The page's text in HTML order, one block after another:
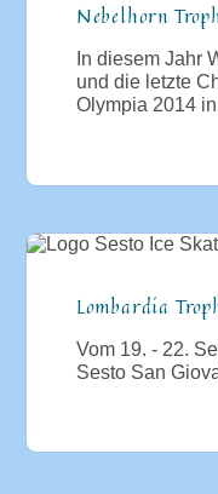
Nebelhorn
In diesem Jahr
und die letzte
Olympia 2014
Lombardia
Vom 19. - 22.
Sesto San